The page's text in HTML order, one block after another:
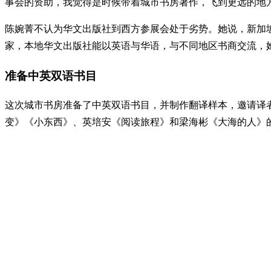
陈婉菁不认为华文出版社到西方参展会处于劣势。她说，新
家，本地华文出版社能以英语与华语，与不同地区书商交流，
准备中英双语书目
这次城市书房准备了中英双语书目，并制作翻译样本，邀请
变》《小东西》、英培安《阅读旅程》和梁海彬《大海的人